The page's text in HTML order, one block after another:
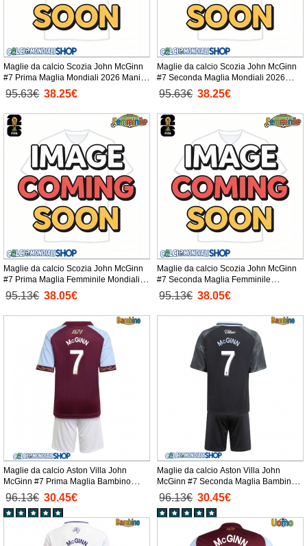
Maglie da calcio Scozia John McGinn
#7 Prima Maglia Mondiali 2026 Manica
Corta
95.63€ 38.25€
Maglie da calcio Scozia John McGinn
#7 Seconda Maglia Mondiali 2026
Manica Corta
95.63€ 38.25€
Maglie da calcio Scozia John McGinn
#7 Prima Maglia Femminile Mondiali
2026 Manica Corta
95.13€ 38.05€
Maglie da calcio Scozia John McGinn
#7 Seconda Maglia Femminile
Mondiali 2026 Manica Corta
95.13€ 38.05€
Maglie da calcio Aston Villa John
McGinn #7 Prima Maglia Bambino
2025-26 Manica Corta + Pantaloni
corti)
96.13€ 30.45€
Maglie da calcio Aston Villa John
McGinn #7 Seconda Maglia Bambino
2025-26 Manica Corta + Pantaloni
corti)
96.13€ 30.45€